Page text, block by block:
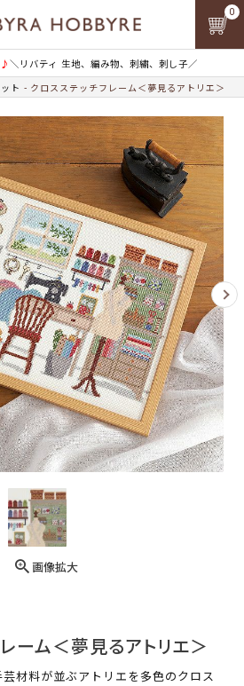
♪＼リバティ 生地、編み物、刺繍、刺し子／
0
ト クロスステッチフレーム＜夢見るアトリエ＞
画像拡大
ーム＜夢見るアトリエ＞
材料が並ぶアトリエを多色のクロス